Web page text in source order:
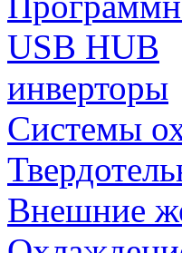
USB HUB
инверторы
Системы
Внешние